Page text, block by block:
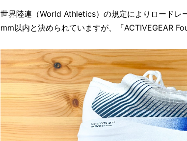
世界陸連（World Athletics）の規定によりロードレ
mm以内と決められていますが、『ACTIVEGEAR